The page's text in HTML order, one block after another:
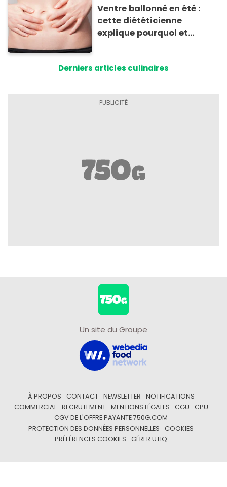
Ventre ballonné en été :
cette diététicienne
explique pourquoi et
Derniers articles culinaires
Un site du Groupe
À PROPOS CONTACT NEWSLETTER
NOTIFICATIONS
COMMERCIAL
RECRUTEMENT MENTIONS LÉGALES CGU
CPU
CGV DE L'OFFRE PAYANTE 750G.COM
PROTECTION DES DONNÉES PERSONNELLES
COOKIES
PRÉFÉRENCES COOKIES
GÉRER UTIQ